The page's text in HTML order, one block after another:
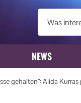
NEWS
gehalten”: Alida